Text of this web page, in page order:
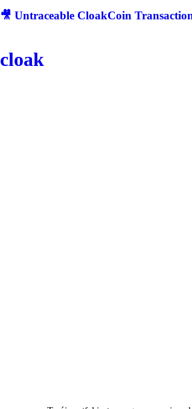
🎥 Untraceable CloakCoin
cloak